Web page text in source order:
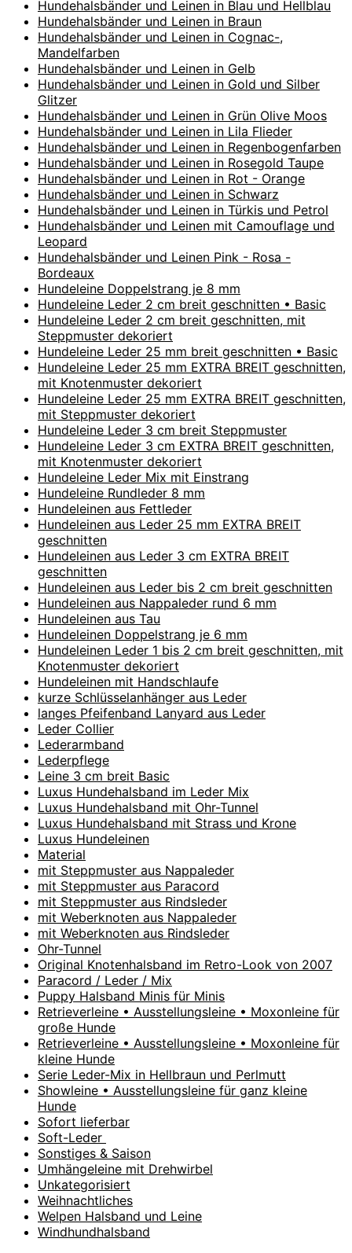
Hundehalsbänder und Leinen in Blau und Hellblau
Hundehalsbänder und Leinen in Braun
Hundehalsbänder und Leinen in Cognac-,
Mandelfarben
Hundehalsbänder und Leinen in Gelb
Hundehalsbänder und Leinen in Gold und Silber
Glitzer
Hundehalsbänder und Leinen in Grün Olive Moos
Hundehalsbänder und Leinen in Lila Flieder
Hundehalsbänder und Leinen in Regenbogenfarben
Hundehalsbänder und Leinen in Rosegold Taupe
Hundehalsbänder und Leinen in Rot - Orange
Hundehalsbänder und Leinen in Schwarz
Hundehalsbänder und Leinen in Türkis und Petrol
Hundehalsbänder und Leinen mit Camouflage und
Leopard
Hundehalsbänder und Leinen Pink - Rosa -
Bordeaux
Hundeleine Doppelstrang je 8 mm
Hundeleine Leder 2 cm breit geschnitten • Basic
Hundeleine Leder 2 cm breit geschnitten, mit
Steppmuster dekoriert
Hundeleine Leder 25 mm breit geschnitten • Basic
Hundeleine Leder 25 mm EXTRA BREIT geschnitten,
mit Knotenmuster dekoriert
Hundeleine Leder 25 mm EXTRA BREIT geschnitten,
mit Steppmuster dekoriert
Hundeleine Leder 3 cm breit Steppmuster
Hundeleine Leder 3 cm EXTRA BREIT geschnitten,
mit Knotenmuster dekoriert
Hundeleine Leder Mix mit Einstrang
Hundeleine Rundleder 8 mm
Hundeleinen aus Fettleder
Hundeleinen aus Leder 25 mm EXTRA BREIT
geschnitten
Hundeleinen aus Leder 3 cm EXTRA BREIT
geschnitten
Hundeleinen aus Leder bis 2 cm breit geschnitten
Hundeleinen aus Nappaleder rund 6 mm
Hundeleinen aus Tau
Hundeleinen Doppelstrang je 6 mm
Hundeleinen Leder 1 bis 2 cm breit geschnitten, mit
Knotenmuster dekoriert
Hundeleinen mit Handschlaufe
kurze Schlüsselanhänger aus Leder
langes Pfeifenband Lanyard aus Leder
Leder Collier
Lederarmband
Lederpflege
Leine 3 cm breit Basic
Luxus Hundehalsband im Leder Mix
Luxus Hundehalsband mit Ohr-Tunnel
Luxus Hundehalsband mit Strass und Krone
Luxus Hundeleinen
Material
mit Steppmuster aus Nappaleder
mit Steppmuster aus Paracord
mit Steppmuster aus Rindsleder
mit Weberknoten aus Nappaleder
mit Weberknoten aus Rindsleder
Ohr-Tunnel
Original Knotenhalsband im Retro-Look von 2007
Paracord / Leder / Mix
Puppy Halsband Minis für Minis
Retrieverleine • Ausstellungsleine • Moxonleine für
große Hunde
Retrieverleine • Ausstellungsleine • Moxonleine für
kleine Hunde
Serie Leder-Mix in Hellbraun und Perlmutt
Showleine • Ausstellungsleine für ganz kleine
Hunde
Sofort lieferbar
Soft-Leder
Sonstiges & Saison
Umhängeleine mit Drehwirbel
Unkategorisiert
Weihnachtliches
Welpen Halsband und Leine
Windhundhalsband